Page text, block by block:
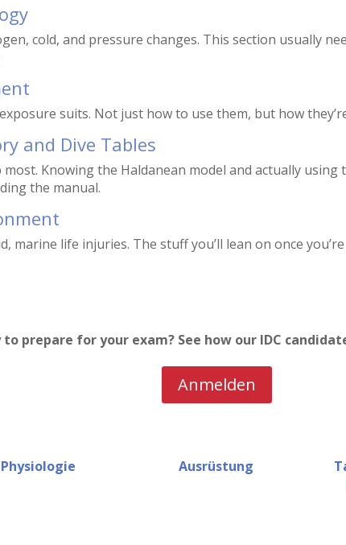
cold, and pressure changes. This section usually
suits. Not just how to use them, but how
and Dive Tables
Knowing the Haldanean model and actually using
the manual.
marine life injuries. The stuff you’ll lean on once
prepare for your exam? See how our IDC
Anmelden
Physiologie Ausrüstung